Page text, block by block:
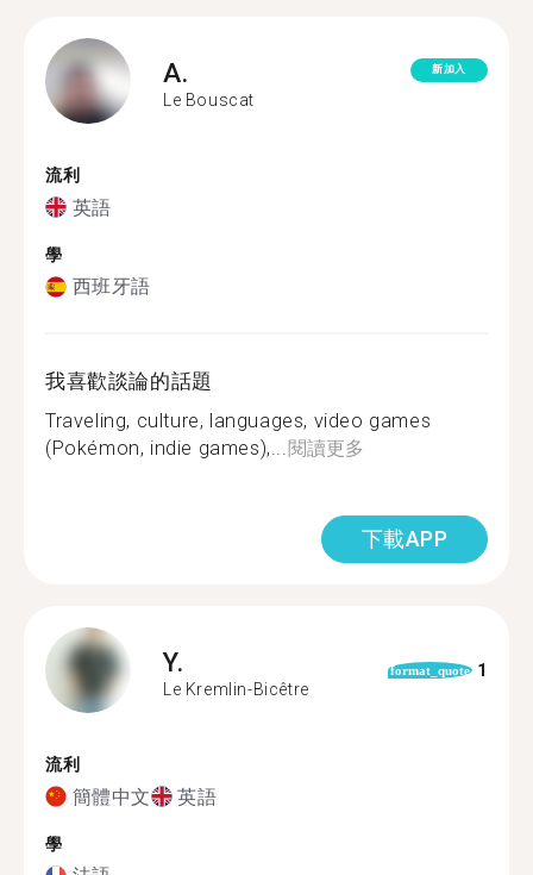
A.
Le Bouscat
新加入
流利
英語
學
西班牙語
我喜歡談論的話題
Traveling, culture, languages, video games
(Pokémon, indie games),...閱讀更多
下載APP
Y.
Le Kremlin-Bicêtre
format_quote 1
流利
簡體中文 英語
學